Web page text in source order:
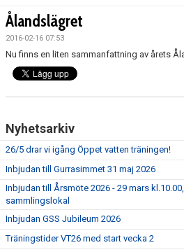
LÄGER
WEBBSHOP
TRÄNINGSAVGIFTER
Ålandslägret
2016-02-16 07:53
Nu finns en liten sammanfattning av årets
Nyhetsarkiv
26/5 drar vi igång Öppet vatten träningen!
Inbjudan till Gurrasimmet 31 maj 2026
Inbjudan till Årsmöte 2026 - 29 mars
sammlingslokal
Inbjudan GSS Jubileum 2026
Träningstider VT26 med start vecka 2